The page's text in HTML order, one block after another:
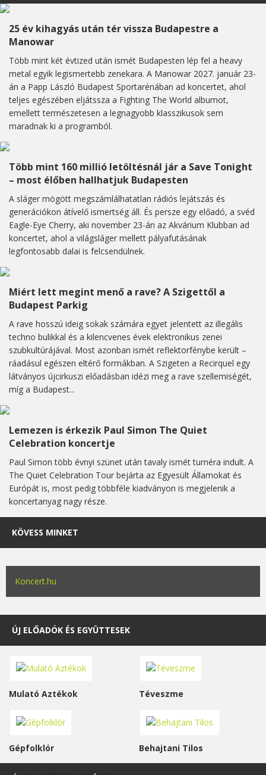
25 év kihagyás után tér vissza Budapestre a
Manowar
Több mint két évtized után ismét Budapesten lép fel a heavy
metal egyik legismertebb zenekara. A Manowar 2027. január 23-
án a Papp László Budapest Sportarénában ad koncertet, ahol
teljes egészében eljátssza a Fighting The World albumot,
emellett természetesen a legnagyobb klasszikusok sem
maradnak ki a programból.
Több mint 160 millió letöltésnál jár a Save Tonight
– most élőben hallhatjuk Budapesten
A sláger mögött megszámlálhatatlan rádiós lejátszás és
generációkon átívelő ismertség áll. És persze egy előadó, a svéd
Eagle-Eye Cherry, aki november 23-án az Akvárium Klubban ad
koncertet, ahol a világsláger mellett pályafutásának
legfontosabb dalai is felcsendülnek.
Miért lett megint menő a rave? A Szigettől a
Budapest Parkig
A rave hosszú ideig sokak számára egyet jelentett az illegális
techno bulikkal és a kilencvenes évek elektronikus zenei
szubkultúrájával. Most azonban ismét reflektorfénybe került –
ráadásul egészen eltérő formákban. A Szigeten a Recirquel egy
látványos újcirkuszi előadásban idézi meg a rave szellemiségét,
míg a Budapest...
Lemezen is érkezik Paul Simon The Quiet
Celebration koncertje
Paul Simon több évnyi szünet után tavaly ismét turnéra indult. A
The Quiet Celebration Tour bejárta az Egyesült Államokat és
Európát is, most pedig többféle kiadványon is megjelenik a
koncertanyag nagy része.
KÖVESS MINKET
Koncert.hu
ÚJ ELŐADÓK ÉS EGYÜTTESEK
Mulató Aztékok Téveszme
Gépfolklór Behajtani Tilos